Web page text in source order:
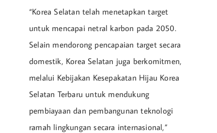
“Korea Selatan telah menetapkan target
untuk mencapai netral karbon pada 2050.
Selain mendorong pencapaian target secara
domestik, Korea Selatan juga berkomitmen,
melalui Kebijakan Kesepakatan Hijau Korea
Selatan Terbaru untuk mendukung
pembiayaan dan pembangunan teknologi
ramah lingkungan secara internasional,”